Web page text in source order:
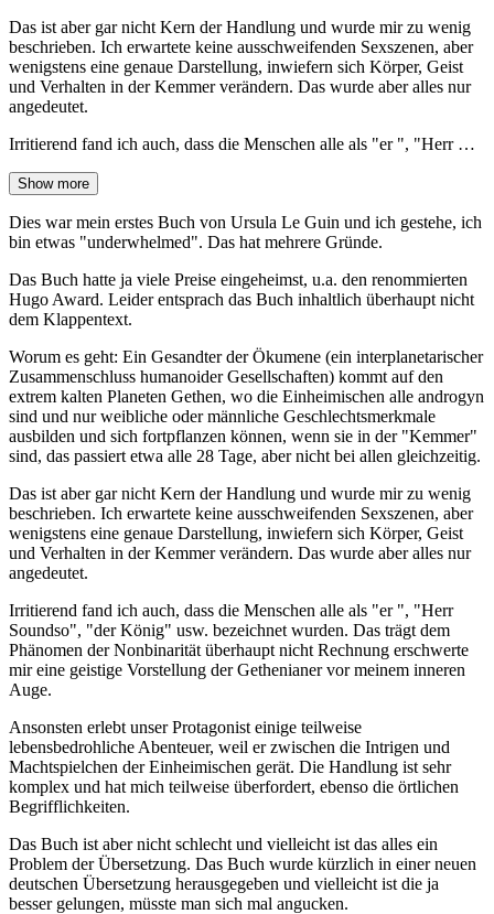
Das ist aber gar nicht Kern der Handlung und wurde mir zu wenig
beschrieben. Ich erwartete keine ausschweifenden Sexszenen, aber
wenigstens eine genaue Darstellung, inwiefern sich Körper, Geist
und Verhalten in der Kemmer verändern. Das wurde aber alles nur
angedeutet.
Irritierend fand ich auch, dass die Menschen alle als "er ", "Herr …
Show more
Dies war mein erstes Buch von Ursula Le Guin und ich gestehe, ich
bin etwas "underwhelmed". Das hat mehrere Gründe.
Das Buch hatte ja viele Preise eingeheimst, u.a. den renommierten
Hugo Award. Leider entsprach das Buch inhaltlich überhaupt nicht
dem Klappentext.
Worum es geht: Ein Gesandter der Ökumene (ein interplanetarischer
Zusammenschluss humanoider Gesellschaften) kommt auf den
extrem kalten Planeten Gethen, wo die Einheimischen alle androgyn
sind und nur weibliche oder männliche Geschlechtsmerkmale
ausbilden und sich fortpflanzen können, wenn sie in der "Kemmer"
sind, das passiert etwa alle 28 Tage, aber nicht bei allen gleichzeitig.
Das ist aber gar nicht Kern der Handlung und wurde mir zu wenig
beschrieben. Ich erwartete keine ausschweifenden Sexszenen, aber
wenigstens eine genaue Darstellung, inwiefern sich Körper, Geist
und Verhalten in der Kemmer verändern. Das wurde aber alles nur
angedeutet.
Irritierend fand ich auch, dass die Menschen alle als "er ", "Herr
Soundso", "der König" usw. bezeichnet wurden. Das trägt dem
Phänomen der Nonbinarität überhaupt nicht Rechnung erschwerte
mir eine geistige Vorstellung der Gethenianer vor meinem inneren
Auge.
Ansonsten erlebt unser Protagonist einige teilweise
lebensbedrohliche Abenteuer, weil er zwischen die Intrigen und
Machtspielchen der Einheimischen gerät. Die Handlung ist sehr
komplex und hat mich teilweise überfordert, ebenso die örtlichen
Begrifflichkeiten.
Das Buch ist aber nicht schlecht und vielleicht ist das alles ein
Problem der Übersetzung. Das Buch wurde kürzlich in einer neuen
deutschen Übersetzung herausgegeben und vielleicht ist die ja
besser gelungen, müsste man sich mal angucken.